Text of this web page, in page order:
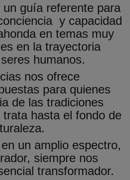
guía referente para
y capacidad
en temas muy
en la trayectoria
humanos.
nos ofrece
para quienes
de las tradiciones
hasta el fondo de
un amplio espectro,
siempre nos
transformador.